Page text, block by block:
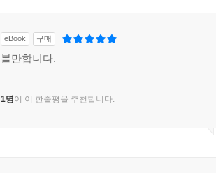
eBook 구매
볼만합니다.
1명이 이 한줄평을 추천합니다.